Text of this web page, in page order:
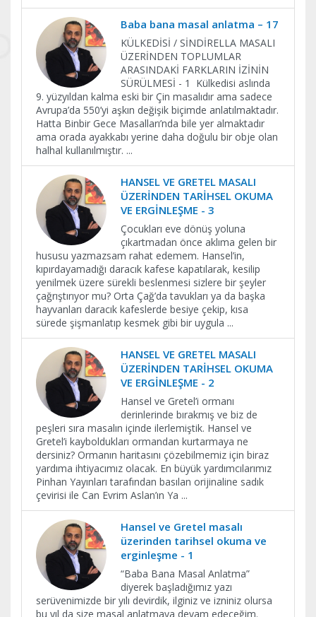
Baba bana masal anlatma – 17
KÜLKEDİSİ / SİNDİRELLA MASALI
ÜZERİNDEN TOPLUMLAR
ARASINDAKİ FARKLARIN İZİNİN
SÜRÜLMESİ - 1 Külkedisi aslında
9. yüzyıldan kalma eski bir Çin masalıdır ama sadece
Avrupa’da 550’yi aşkın değişik biçimde anlatılmaktadır.
Hatta Binbir Gece Masalları’nda bile yer almaktadır
ama orada ayakkabı yerine daha doğulu bir obje olan
halhal kullanılmıştır. ...
HANSEL VE GRETEL MASALI
ÜZERİNDEN TARİHSEL OKUMA
VE ERGİNLEŞME - 3
Çocukları eve dönüş yoluna
çıkartmadan önce aklıma gelen bir
hususu yazmazsam rahat edemem. Hansel’in,
kıpırdayamadığı daracık kafese kapatılarak, kesilip
yenilmek üzere sürekli beslenmesi sizlere bir şeyler
çağrıştırıyor mu? Orta Çağ’da tavukları ya da başka
hayvanları daracık kafeslerde besiye çekip, kısa
sürede şişmanlatıp kesmek gibi bir uygula ...
HANSEL VE GRETEL MASALI
ÜZERİNDEN TARİHSEL OKUMA
VE ERGİNLEŞME - 2
Hansel ve Gretel’i ormanı
derinlerinde bırakmış ve biz de
peşleri sıra masalın içinde ilerlemiştik. Hansel ve
Gretel’i kayboldukları ormandan kurtarmaya ne
dersiniz? Ormanın haritasını çözebilmemiz için biraz
yardıma ihtiyacımız olacak. En büyük yardımcılarımız
Pinhan Yayınları tarafından basılan orijinaline sadık
çevirisi ile Can Evrim Aslan’ın Ya ...
Hansel ve Gretel masalı
üzerinden tarihsel okuma ve
erginleşme - 1
“Baba Bana Masal Anlatma”
diyerek başladığımız yazı
serüvenimizde bir yılı devirdik, ilginiz ve izniniz olursa
bu yıl da size masal anlatmaya devam edeceğim.